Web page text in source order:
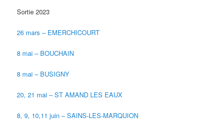
Sortie 2023
26 mars – EMERCHICOURT
8 mai – BOUCHAIN
8 mai – BUSIGNY
20, 21 mai – ST AMAND LES EAUX
8, 9, 10,11 juin – SAINS-LES-MARQUION